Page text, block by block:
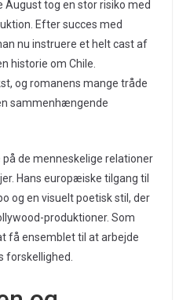
August tog en stor risiko med
Efter succes med
nu instruere et helt cast af
historie om Chile.
og romanens mange tråde
sammenhængende
de menneskelige relationer
Hans europæiske tilgang til
og en visuelt poetisk stil, der
produktioner. Som
få ensemblet til at arbejde
forskellighed.